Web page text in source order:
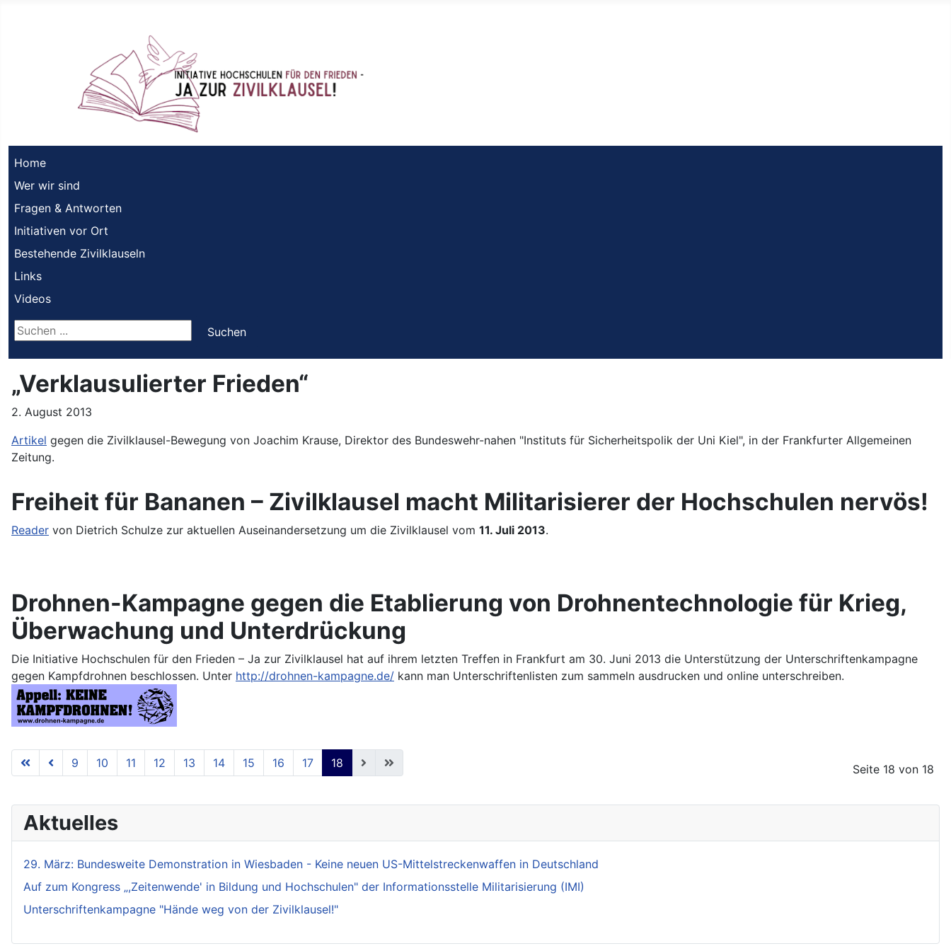
Home
Wer wir sind
Fragen & Antworten
Initiativen vor Ort
Bestehende Zivilklauseln
Links
Videos
Suchen ...
Suchen
„Verklausulierter Frieden“
2. August 2013
Artikel gegen die Zivilklausel-Bewegung von Joachim Krause, Direktor des Bundeswehr-nahen "Instituts für Sicherheitspolik der Uni Kiel", in der Frankfurter Allgemeinen
Zeitung.
Freiheit für Bananen – Zivilklausel macht Militarisierer der Hochschulen nervös!
Reader von Dietrich Schulze zur aktuellen Auseinandersetzung um die Zivilklausel vom 11. Juli 2013.
Drohnen-Kampagne gegen die Etablierung von Drohnentechnologie für Krieg,
Überwachung und Unterdrückung
Die Initiative Hochschulen für den Frieden – Ja zur Zivilklausel hat auf ihrem letzten Treffen in Frankfurt am 30. Juni 2013 die Unterstützung der Unterschriftenkampagne
gegen Kampfdrohnen beschlossen. Unter http://drohnen-kampagne.de/ kann man Unterschriftenlisten zum sammeln ausdrucken und online unterschreiben.
Seite 18 von 18
9 10 11 12 13 14 15 16 17 18
Aktuelles
29. März: Bundesweite Demonstration in Wiesbaden - Keine neuen US-Mittelstreckenwaffen in Deutschland
Auf zum Kongress „,Zeitenwende' in Bildung und Hochschulen" der Informationsstelle Militarisierung (IMI)
Unterschriftenkampagne "Hände weg von der Zivilklausel!"